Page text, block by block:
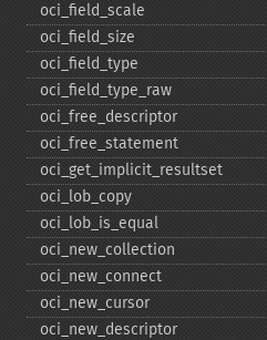
oci_​field_​scale
oci_​field_​size
oci_​field_​type
oci_​field_​type_​raw
oci_​free_​descriptor
oci_​free_​statement
oci_​get_​implicit_​resultset
oci_​lob_​copy
oci_​lob_​is_​equal
oci_​new_​collection
oci_​new_​connect
oci_​new_​cursor
oci_​new_​descriptor